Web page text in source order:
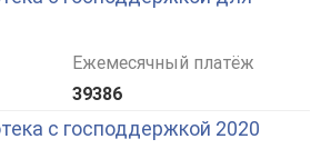
Ежемесячный платёж
39386
с господдержкой 2020